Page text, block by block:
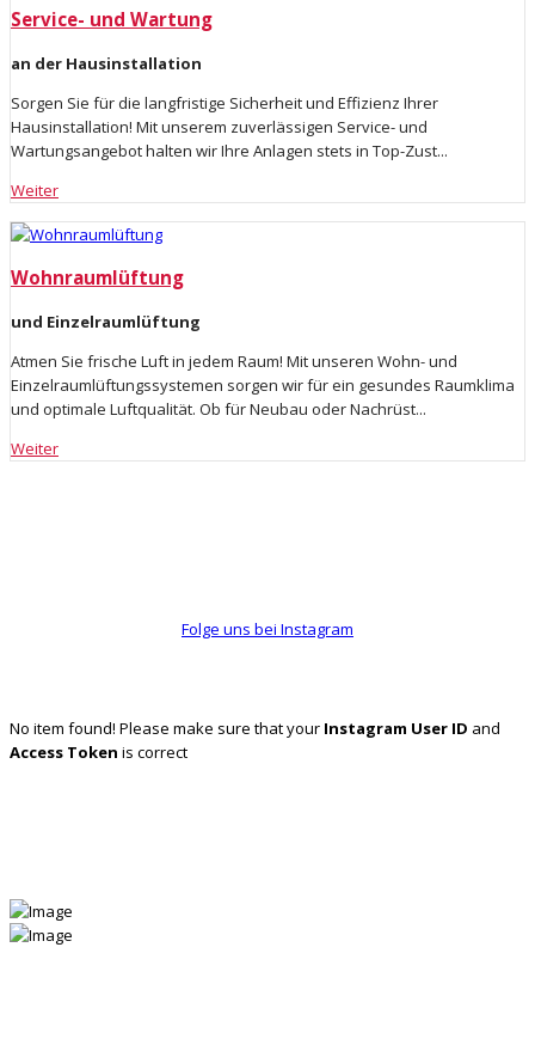
Service- und Wartung
an der Hausinstallation
Sorgen Sie für die langfristige Sicherheit und Effizienz Ihrer
Hausinstallation! Mit unserem zuverlässigen Service- und
Wartungsangebot halten wir Ihre Anlagen stets in Top-Zust...
Weiter
Wohnraumlüftung
und Einzelraumlüftung
Atmen Sie frische Luft in jedem Raum! Mit unseren Wohn- und
Einzelraumlüftungssystemen sorgen wir für ein gesundes Raumklima
und optimale Luftqualität. Ob für Neubau oder Nachrüst...
Weiter
Folge uns bei Instagram
No item found! Please make sure that your Instagram User ID and
Access Token is correct